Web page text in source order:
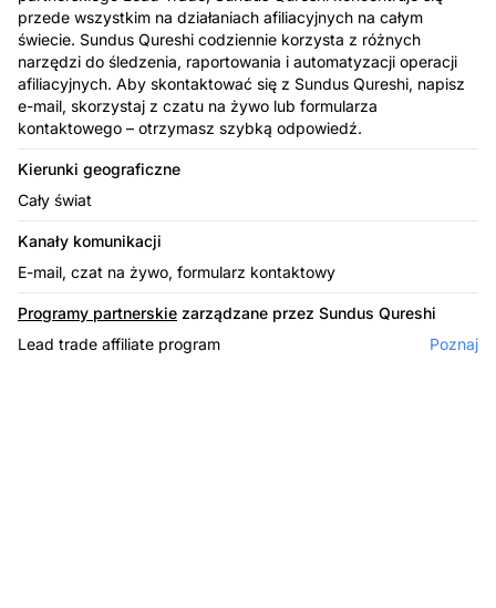
przede wszystkim na działaniach afiliacyjnych na całym
świecie. Sundus Qureshi codziennie korzysta z różnych
narzędzi do śledzenia, raportowania i automatyzacji operacji
afiliacyjnych. Aby skontaktować się z Sundus Qureshi, napisz
e-mail, skorzystaj z czatu na żywo lub formularza
kontaktowego – otrzymasz szybką odpowiedź.
Kierunki geograficzne
Cały świat
Kanały komunikacji
E-mail, czat na żywo, formularz kontaktowy
Programy partnerskie zarządzane przez Sundus Qureshi
Lead trade affiliate program
Poznaj